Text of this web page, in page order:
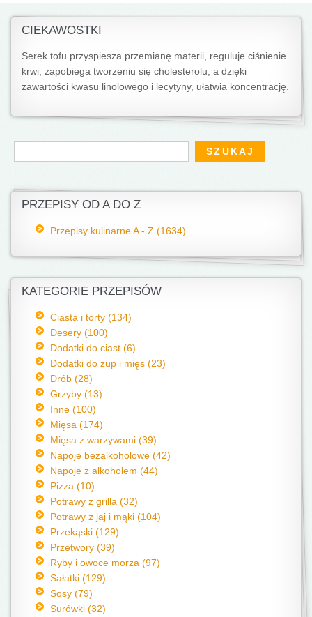
CIEKAWOSTKI
Serek tofu przyspiesza przemianę materii, reguluje ciśnienie
krwi, zapobiega tworzeniu się cholesterolu, a dzięki
zawartości kwasu linolowego i lecytyny, ułatwia koncentrację.
Formularz wyszukiwania
Szukaj
PRZEPISY OD A DO Z
Przepisy kulinarne A - Z (1634)
KATEGORIE PRZEPISÓW
Ciasta i torty (134)
Desery (100)
Dodatki do ciast (6)
Dodatki do zup i mięs (23)
Drób (28)
Grzyby (13)
Inne (100)
Mięsa (174)
Mięsa z warzywami (39)
Napoje bezalkoholowe (42)
Napoje z alkoholem (44)
Pizza (10)
Potrawy z grilla (32)
Potrawy z jaj i mąki (104)
Przekąski (129)
Przetwory (39)
Ryby i owoce morza (97)
Sałatki (129)
Sosy (79)
Surówki (32)